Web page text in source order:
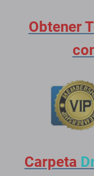
Obtener
Carpeta